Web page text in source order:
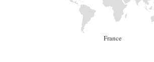
France